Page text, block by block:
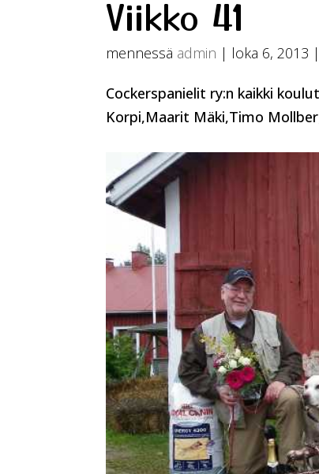
Viikko 41
mennessä admin | loka 6, 2013
Cockerspanielit ry:n kaikki
Korpi,Maarit Mäki,Timo